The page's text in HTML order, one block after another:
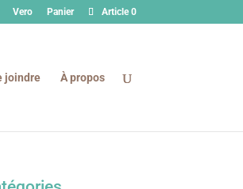
Vero Panier Article 0
joindre À propos